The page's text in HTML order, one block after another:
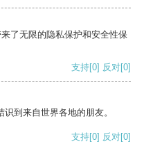
了无限的隐私保护和安全性保
支持[0] 反对[0]
到来自世界各地的朋友。
支持[0] 反对[0]